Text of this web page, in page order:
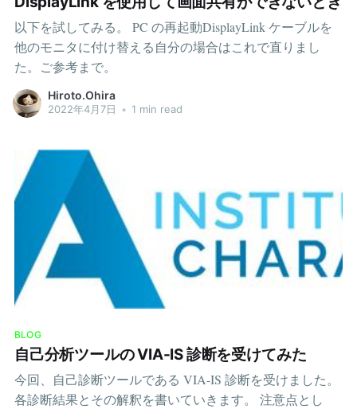
が明確であれば、処理を修正するときに対象のロジック
がどのクラスに書かれているかがわかりやすくなりま
す。逆にクラスの責務が曖昧だと、数あるクラスの中か
ら目的のクラスを探しづらくなったり、想定外のクラス
に影響が及んだりなど、開発の難易度が一気に上がりま
す。 ロジックの再利用も利点です。複数のサービス層
ため、アプリケーション全体でコード量が減少します。
最後にテストの書きやすさ、これはピカイチですね。モ
デルのテストを書く場合、前提条件のセットが簡単で
す。インスタンスや構造体を生成して、必要なフィール
ドに値をセットするのみです。逆にサービス層（
以下を試してみる。 PC の再起動DisplayLink ケーブルを
他のモニタに付け替える自分の場合はこれで直りまし
た。ご参考まで。
Hiroto.Ohira
2022年4月7日 • 1 min read
BLOG
自己分析ツールの VIA-IS 診断を受けてみた
今回、自己診断ツールである VIA-IS 診断を受けました。
各診断結果とその解釈を書いていきます。 注意点とし